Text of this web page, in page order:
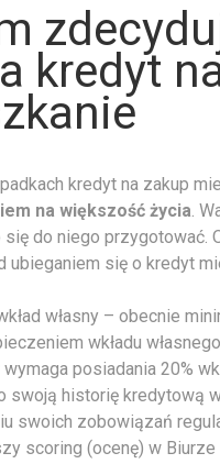
kredyt
kredyt na zakup
na większość życia.
do niego przygotować.
ubieganiem się o kredyt
własny – obecnie
wkładu
posiadania 20%
swoją historię kredytową
swoich zobowiązań
scoring (ocenę) w Biurze